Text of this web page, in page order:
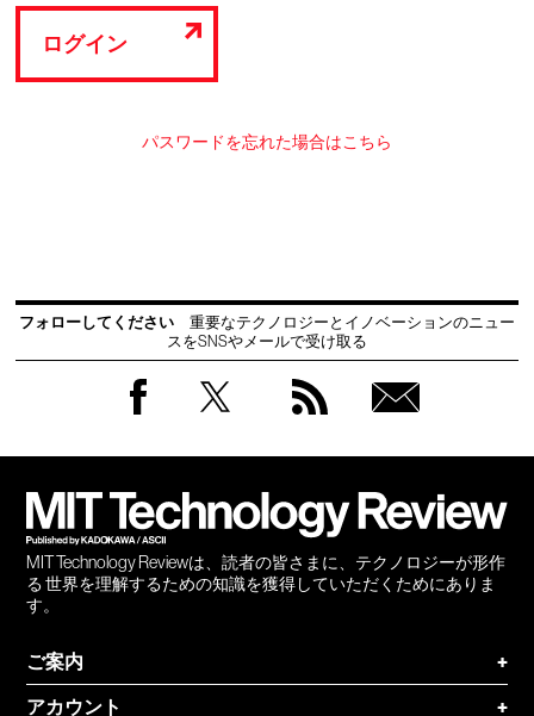
ログイン
パスワードを忘れた場合はこちら
フォローしてください
重要なテクノロジーとイノベーションのニュー
スをSNSやメールで受け取る
MIT Technology Reviewは、読者の皆さまに、テクノロジーが形作
る 世界を理解するための知識を獲得していただくためにありま
す。
ご案内
+
アカウント
+